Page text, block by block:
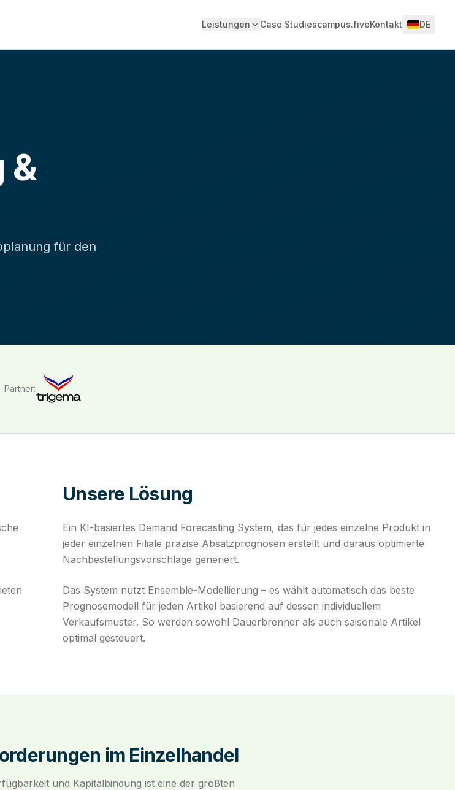
Leistungen Case Studiescampus.fiveKontakt DE
&
für den
Partner:
Unsere Lösung
Ein KI-basiertes Demand Forecasting System, das für jedes einzelne Produkt in
jeder einzelnen Filiale präzise Absatzprognosen erstellt und daraus optimierte
Nachbestellungsvorschläge generiert.
Das System nutzt Ensemble-Modellierung – es wählt automatisch das beste
Prognosemodell für jeden Artikel basierend auf dessen individuellem
Verkaufsmuster. So werden sowohl Dauerbrenner als auch saisonale Artikel
optimal gesteuert.
im Einzelhandel
und Kapitalbindung ist eine der größten